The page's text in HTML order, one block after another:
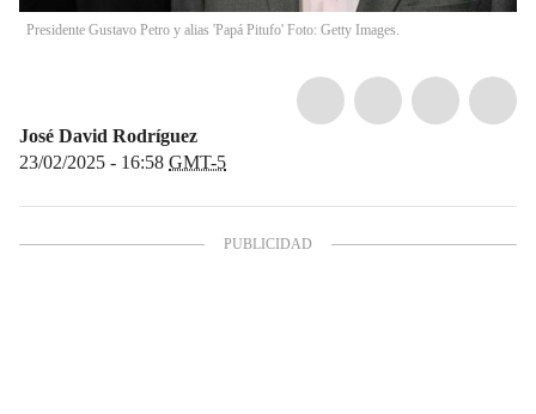
Presidente Gustavo Petro y alias 'Papá Pitufo' Foto: Getty Images.
José David Rodríguez
23/02/2025 - 16:58 GMT-5